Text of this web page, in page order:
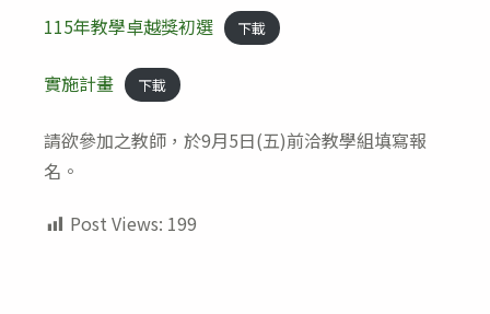
115年教學卓越獎初選 下載
實施計畫 下載
請欲參加之教師，於9月5日(五)前洽教學組填寫報
名。
Post Views: 199